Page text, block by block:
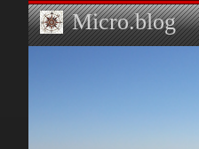
Micro.blog